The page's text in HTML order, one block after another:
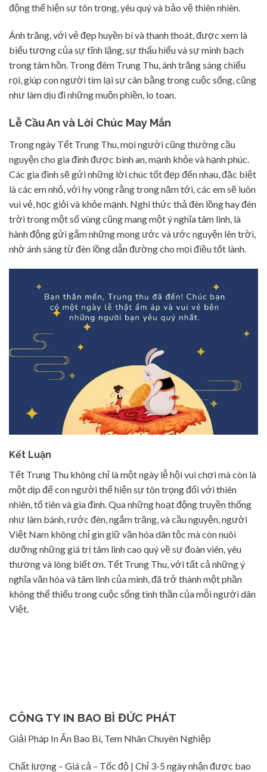
động thể hiện sự tôn trọng, yêu quý và bảo vệ thiên nhiên.
Ánh trăng, với vẻ đẹp huyền bí và thanh thoát, được xem là
biểu tượng của sự tĩnh lặng, sự thấu hiểu và sự minh bạch
trong tâm hồn. Trong đêm Trung Thu, ánh trăng sáng chiếu
rọi, giúp con người tìm lại sự cân bằng trong cuộc sống, cũng
như làm dịu đi những muộn phiền, lo toan.
Lễ Cầu An và Lời Chúc May Mắn
Trong ngày Tết Trung Thu, mọi người cũng thường cầu
nguyện cho gia đình được bình an, mạnh khỏe và hạnh phúc.
Các gia đình sẽ gửi những lời chúc tốt đẹp đến nhau, đặc biệt
là các em nhỏ, với hy vọng rằng trong năm tới, các em sẽ luôn
vui vẻ, học giỏi và khỏe mạnh. Nghi thức thả đèn lồng hay đèn
trời trong một số vùng cũng mang một ý nghĩa tâm linh, là
hành động gửi gắm những mong ước và ước nguyện lên trời,
nhờ ánh sáng từ đèn lồng dẫn đường cho mọi điều tốt lành.
Kết Luận
Tết Trung Thu không chỉ là một ngày lễ hội vui chơi mà còn là
một dịp để con người thể hiện sự tôn trọng đối với thiên
nhiên, tổ tiên và gia đình. Qua những hoạt động truyền thống
như làm bánh, rước đèn, ngắm trăng, và cầu nguyện, người
Việt Nam không chỉ gìn giữ văn hóa dân tộc mà còn nuôi
dưỡng những giá trị tâm linh cao quý về sự đoàn viên, yêu
thương và lòng biết ơn. Tết Trung Thu, với tất cả những ý
nghĩa văn hóa và tâm linh của mình, đã trở thành một phần
không thể thiếu trong cuộc sống tinh thần của mỗi người dân
Việt.
CÔNG TY IN BAO BÌ ĐỨC PHÁT
Giải Pháp In Ấn Bao Bì, Tem Nhãn Chuyên Nghiệp
Chất lượng – Giá cả – Tốc độ | Chỉ 3-5 ngày nhận được bao